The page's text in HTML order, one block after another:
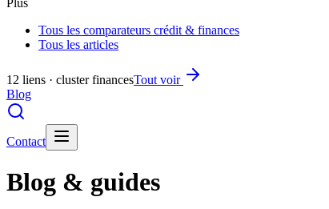
Plus
Tous les comparateurs crédit & finances
Tous les articles
12 liens · cluster financesTout voir
Blog
Contact
Blog & guides